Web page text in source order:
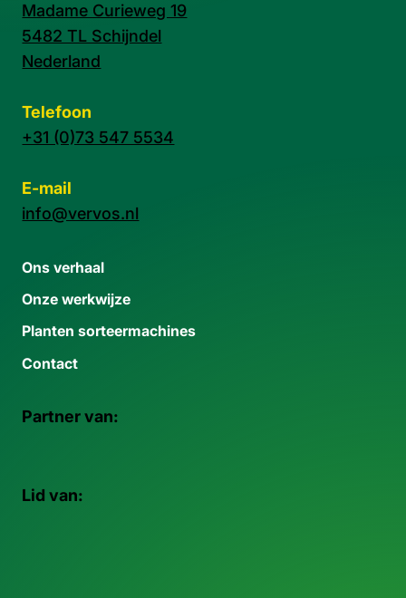
Ons verhaal
Onze werkwijze
Planten sorteermachines
Contact
Madame Curieweg 19
5482 TL Schijndel
Nederland
Telefoon
+31 (0)73 547 5534
E-mail
info@vervos.nl
Partner van:
Lid van: